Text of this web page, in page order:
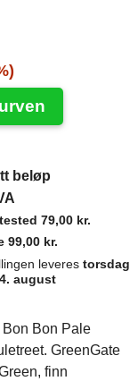
beløp
79,00 kr.
99,00 kr.
leveres torsdag
august
Bon Pale
GreenGate
finn